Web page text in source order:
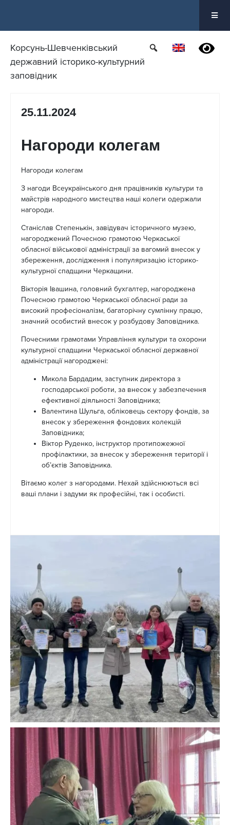
Корсунь-Шевченківський
державний історико-культурний
заповідник
25.11.2024
Нагороди колегам
Нагороди колегам
З нагоди Всеукраїнського дня працівників культури та
майстрів народного мистецтва наші колеги одержали
нагороди.
Станіслав Степенькін, завідувач історичного музею,
нагороджений Почесною грамотою Черкаської
обласної військової адміністрації за вагомий внесок у
збереження, дослідження і популяризацію історико-
культурної спадщини Черкащини.
Вікторія Івашина, головний бухгалтер, нагороджена
Почесною грамотою Черкаської обласної ради за
високий професіоналізм, багаторічну сумлінну працю,
значний особистий внесок у розбудову Заповідника.
Почесними грамотами Управління культури та охорони
культурної спадщини Черкаської обласної державної
адміністрації нагороджені:
Микола Бардадим, заступник директора з
господарської роботи, за внесок у забезпечення
ефективної діяльності Заповідника;
Валентина Шульга, обліковець сектору фондів, за
внесок у збереження фондових колекцій
Заповідника;
Віктор Руденко, інструктор протипожежної
профілактики, за внесок у збереження території і
об’єктів Заповідника.
Вітаємо колег з нагородами. Нехай здійснюються всі
ваші плани і задуми як професійні, так і особисті.